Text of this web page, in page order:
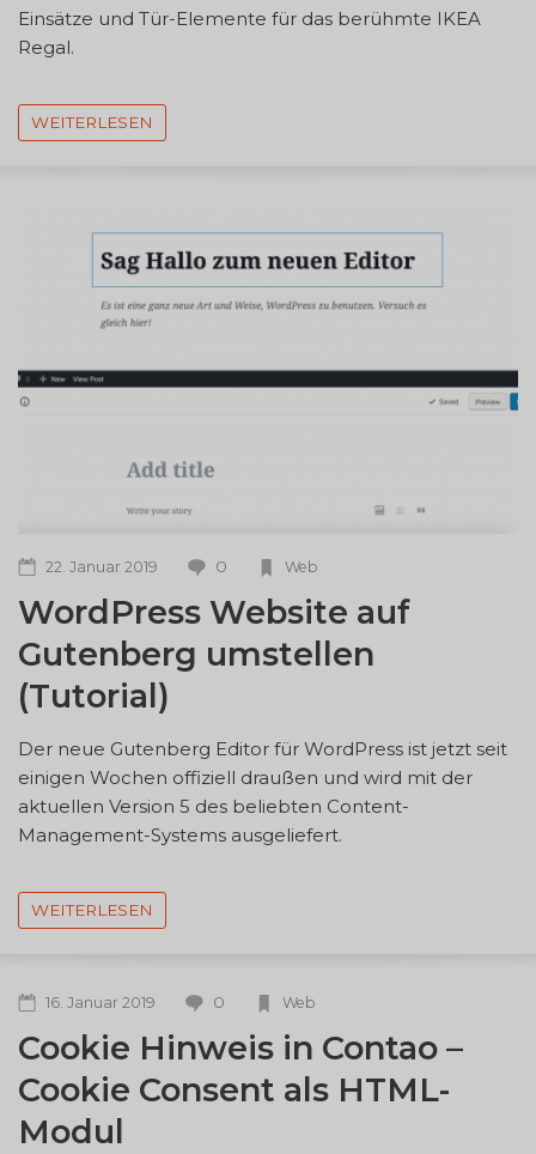
Einsätze und Tür-Elemente für das berühmte IKEA
Regal.
WEITERLESEN
22. Januar 2019 0 Web
WordPress Website auf
Gutenberg umstellen
(Tutorial)
Der neue Gutenberg Editor für WordPress ist jetzt seit
einigen Wochen offiziell draußen und wird mit der
aktuellen Version 5 des beliebten Content-
Management-Systems ausgeliefert.
WEITERLESEN
16. Januar 2019 0 Web
Cookie Hinweis in Contao –
Cookie Consent als HTML-
Modul